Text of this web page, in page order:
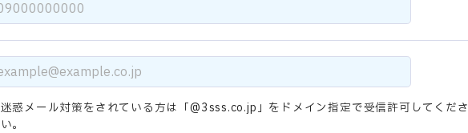
迷惑メール対策をされている方は「@3sss.co.jp」をドメイン指定で受信許可してくださ
い。